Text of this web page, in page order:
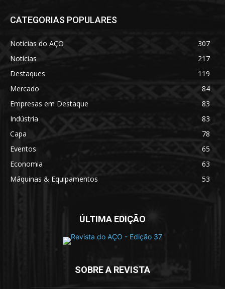
CATEGORIAS POPULARES
Notícias do AÇO
307
Notícias
217
Destaques
119
Mercado
84
Empresas em Destaque
83
Indústria
83
Capa
78
Eventos
65
Economia
63
Máquinas & Equipamentos
53
ÚLTIMA EDIÇÃO
SOBRE A REVISTA